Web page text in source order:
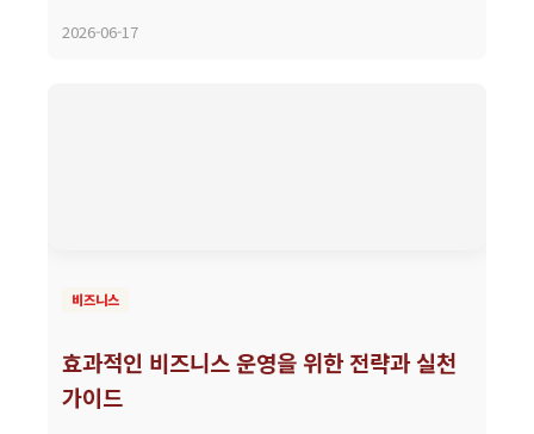
2026-06-17
비즈니스
효과적인 비즈니스 운영을 위한 전략과 실천
가이드